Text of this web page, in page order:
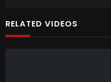
RELATED VIDEOS